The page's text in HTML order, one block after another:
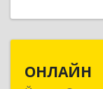
ОНЛАЙН